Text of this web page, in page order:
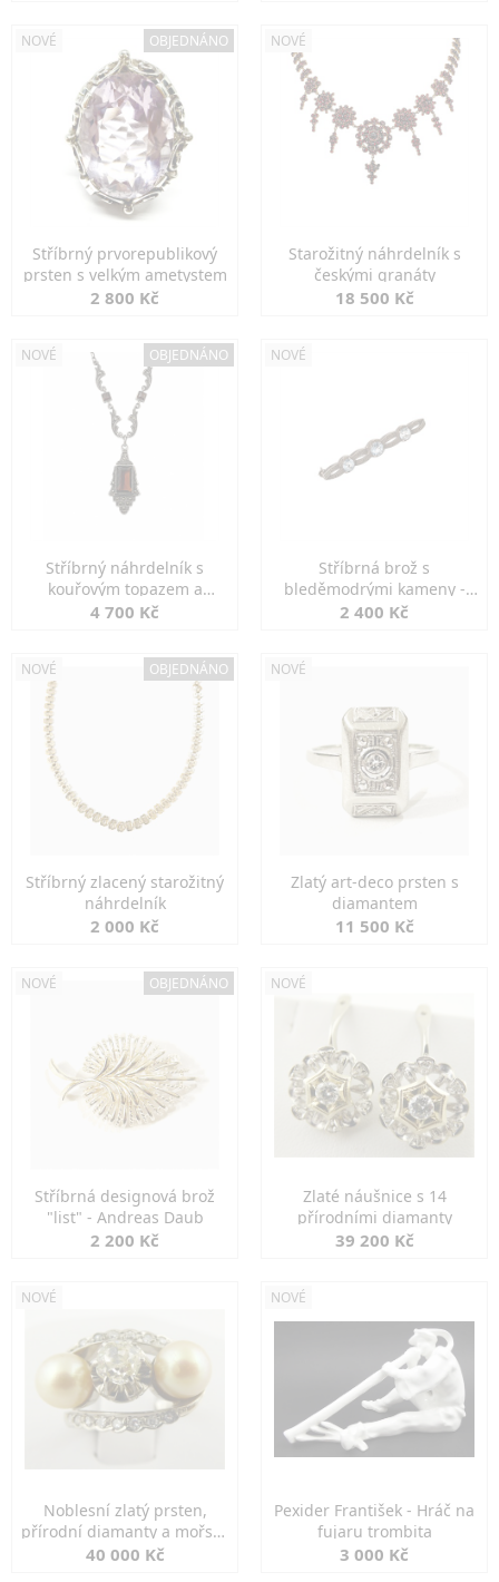
NOVÉ OBJEDNÁNO
Stříbrný prvorepublikový
prsten s velkým ametystem
2 800 Kč
NOVÉ
Starožitný náhrdelník s
českými granáty
18 500 Kč
NOVÉ OBJEDNÁNO
Stříbrný náhrdelník s
kouřovým topazem a
markazity
4 700 Kč
NOVÉ
Stříbrná brož s
bleděmodrými kameny -
jemná elegance
2 400 Kč
NOVÉ OBJEDNÁNO
Stříbrný zlacený starožitný
náhrdelník
2 000 Kč
NOVÉ
Zlatý art-deco prsten s
diamantem
11 500 Kč
NOVÉ OBJEDNÁNO
Stříbrná designová brož
"list" - Andreas Daub
2 200 Kč
NOVÉ
Zlaté náušnice s 14
přírodními diamanty
39 200 Kč
NOVÉ
Noblesní zlatý prsten,
přírodní diamanty a mořské
perly
40 000 Kč
NOVÉ
Pexider František - Hráč na
fujaru trombita
3 000 Kč